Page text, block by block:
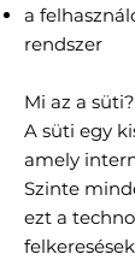
a
rendszer
Mi az a süti?
A süti egy
amely
Szinte
ezt a